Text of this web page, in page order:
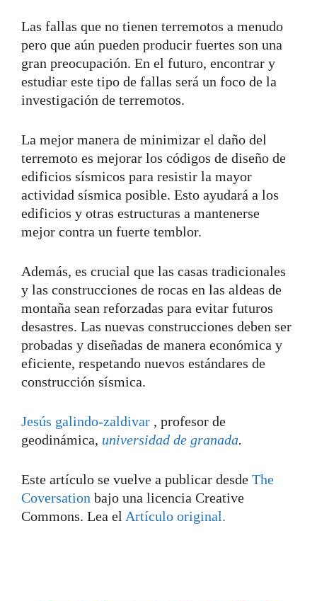
Las fallas que no tienen terremotos a menudo
pero que aún pueden producir fuertes son una
gran preocupación. En el futuro, encontrar y
estudiar este tipo de fallas será un foco de la
investigación de terremotos.
La mejor manera de minimizar el daño del
terremoto es mejorar los códigos de diseño de
edificios sísmicos para resistir la mayor
actividad sísmica posible. Esto ayudará a los
edificios y otras estructuras a mantenerse
mejor contra un fuerte temblor.
Además, es crucial que las casas tradicionales
y las construcciones de rocas en las aldeas de
montaña sean reforzadas para evitar futuros
desastres. Las nuevas construcciones deben ser
probadas y diseñadas de manera económica y
eficiente, respetando nuevos estándares de
construcción sísmica.
Jesús galindo-zaldivar , profesor de
geodinámica, universidad de granada.
Este artículo se vuelve a publicar desde The
Coversation bajo una licencia Creative
Commons. Lea el Artículo original.